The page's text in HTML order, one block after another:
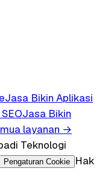
Jasa Bikin Aplikasi
Jasa Bikin
layanan →
Teknologi
Pengaturan Cookie
Hak